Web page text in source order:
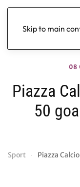
Skip to main
08
Piazza
50
Sport
Piazza